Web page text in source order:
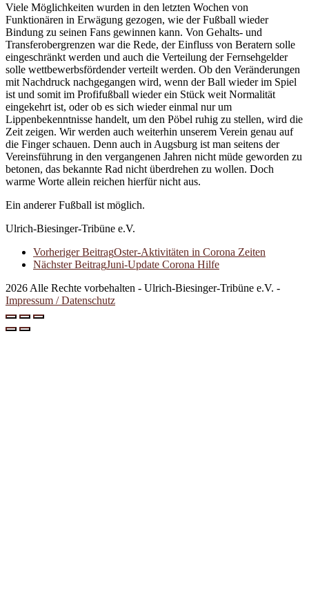
Viele Möglichkeiten wurden in den letzten Wochen von
Funktionären in Erwägung gezogen, wie der Fußball wieder
Bindung zu seinen Fans gewinnen kann. Von Gehalts- und
Transferobergrenzen war die Rede, der Einfluss von Beratern solle
eingeschränkt werden und auch die Verteilung der Fernsehgelder
solle wettbewerbsfördender verteilt werden. Ob den Veränderungen
mit Nachdruck nachgegangen wird, wenn der Ball wieder im Spiel
ist und somit im Profifußball wieder ein Stück weit Normalität
eingekehrt ist, oder ob es sich wieder einmal nur um
Lippenbekenntnisse handelt, um den Pöbel ruhig zu stellen, wird die
Zeit zeigen. Wir werden auch weiterhin unserem Verein genau auf
die Finger schauen. Denn auch in Augsburg ist man seitens der
Vereinsführung in den vergangenen Jahren nicht müde geworden zu
betonen, das bekannte Rad nicht überdrehen zu wollen. Doch
warme Worte allein reichen hierfür nicht aus.
Ein anderer Fußball ist möglich.
Ulrich-Biesinger-Tribüne e.V.
Vorheriger BeitragOster-Aktivitäten in Corona Zeiten
Nächster BeitragJuni-Update Corona Hilfe
2026 Alle Rechte vorbehalten - Ulrich-Biesinger-Tribüne e.V. -
Impressum / Datenschutz